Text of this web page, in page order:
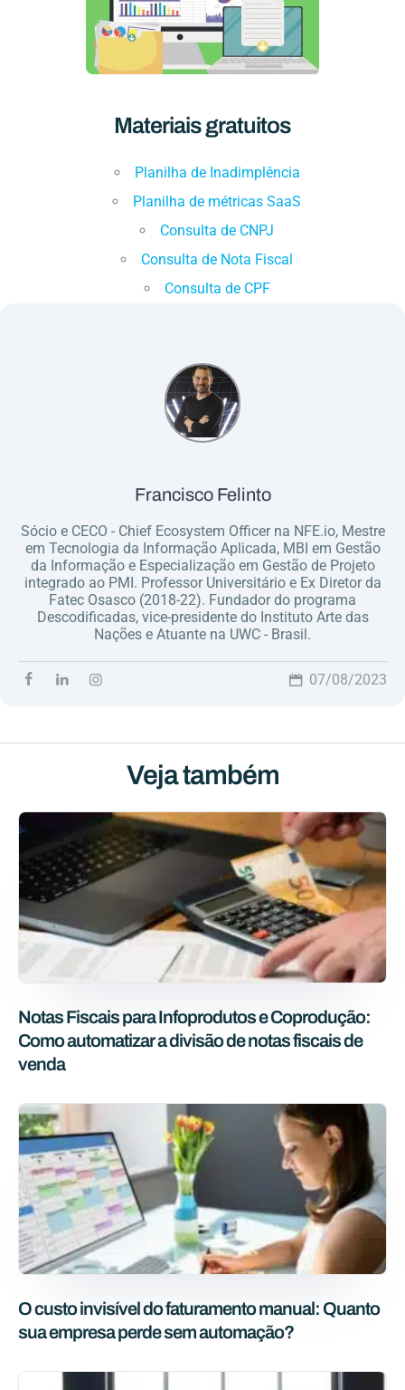
Materiais gratuitos
Planilha de Inadimplência
Planilha de métricas SaaS
Consulta de CNPJ
Consulta de Nota Fiscal
Consulta de CPF
Francisco Felinto
Sócio e CECO - Chief Ecosystem Officer na NFE.io, Mestre
em Tecnologia da Informação Aplicada, MBI em Gestão
da Informação e Especialização em Gestão de Projeto
integrado ao PMI. Professor Universitário e Ex Diretor da
Fatec Osasco (2018-22). Fundador do programa
Descodificadas, vice-presidente do Instituto Arte das
Nações e Atuante na UWC - Brasil.
07/08/2023
Veja também
Notas Fiscais para Infoprodutos e Coprodução:
Como automatizar a divisão de notas fiscais de
venda
O custo invisível do faturamento manual: Quanto
sua empresa perde sem automação?